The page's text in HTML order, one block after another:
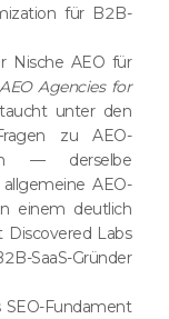
für B2B-
Nische AEO für
Agencies for
unter den
zu AEO-
— derselbe
AEO-
einem deutlich
Labs
SaaS-Gründer
SEO-Fundament